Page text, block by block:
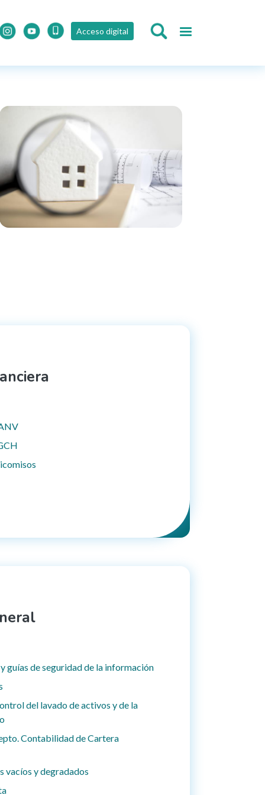
Acceso digital
guías de seguridad de la información
del lavado de activos y de la
Contabilidad de Cartera
vacíos y degradados